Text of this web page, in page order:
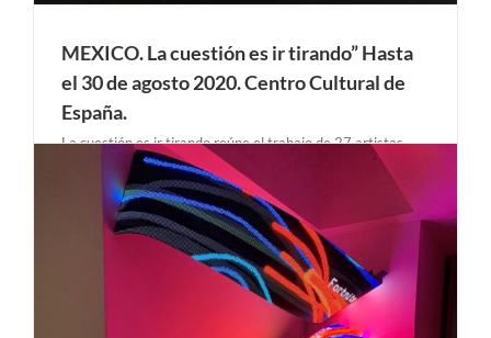
MEXICO. La cuestión es ir tirando” Hasta
el 30 de agosto 2020. Centro Cultural de
España.
La cuestión es ir tirando reúne el trabajo de 27 artistas
contemporáneos españoles con obras comisionadas e
instalaciones específicas para los espacios del CCEMx. Se
propone una exposición como medida para tomar el pulso a
una escena a la que quizás sea la falta de [...]